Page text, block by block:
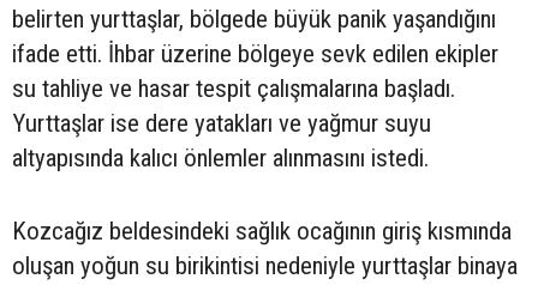
belirten yurttaşlar, bölgede büyük panik yaşandığını
ifade etti. İhbar üzerine bölgeye sevk edilen ekipler
su tahliye ve hasar tespit çalışmalarına başladı.
Yurttaşlar ise dere yatakları ve yağmur suyu
altyapısında kalıcı önlemler alınmasını istedi.
Kozcağız beldesindeki sağlık ocağının giriş kısmında
oluşan yoğun su birikintisi nedeniyle yurttaşlar binaya